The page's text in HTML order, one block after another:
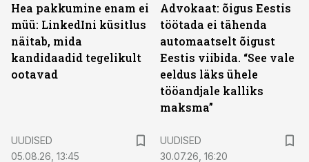
Hea pakkumine enam ei
müü: LinkedIni küsitlus
näitab, mida
kandidaadid tegelikult
ootavad
Advokaat: õigus Eestis
töötada ei tähenda
automaatselt õigust
Eestis viibida. “See vale
eeldus läks ühele
tööandjale kalliks
maksma”
UUDISED
05.08.26, 13:45
UUDISED
30.07.26, 16:20